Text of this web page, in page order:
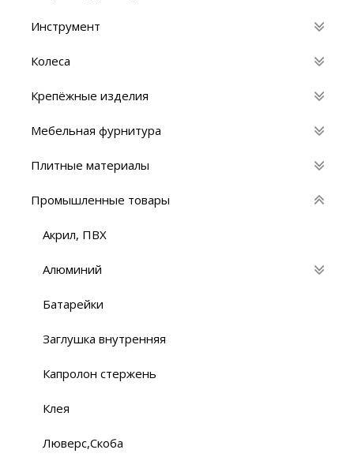
Инструмент
Колеса
Крепёжные изделия
Мебельная фурнитура
Плитные материалы
Промышленные товары
Акрил, ПВХ
Алюминий
Батарейки
Заглушка внутренняя
Капролон стержень
Клея
Люверс,Скоба